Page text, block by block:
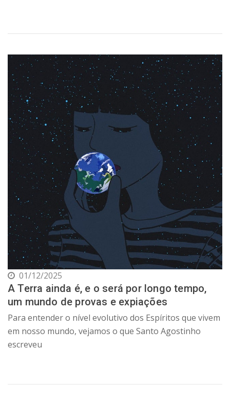
01/12/2025
A Terra ainda é, e o será por longo tempo,
um mundo de provas e expiações
Para entender o nível evolutivo dos Espíritos que vivem
em nosso mundo, vejamos o que Santo Agostinho
escreveu